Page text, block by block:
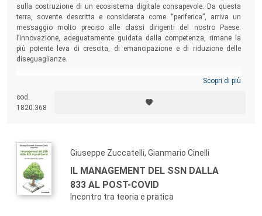
sulla costruzione di un ecosistema digitale consapevole. Da questa
terra, sovente descritta e considerata come “periferica”, arriva un
messaggio molto preciso alle classi dirigenti del nostro Paese:
l’innovazione, adeguatamente guidata dalla competenza, rimane la
più potente leva di crescita, di emancipazione e di riduzione delle
diseguaglianze.
Scopri di più
cod.
1820.368
Giuseppe Zuccatelli, Gianmario Cinelli
IL MANAGEMENT DEL SSN DALLA
833 AL POST-COVID
Incontro tra teoria e pratica